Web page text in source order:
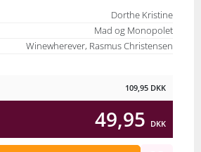
Dorthe Kristine
Mad og Monopolet
Winewherever, Rasmus Christensen
109,95 DKK
49,95 DKK